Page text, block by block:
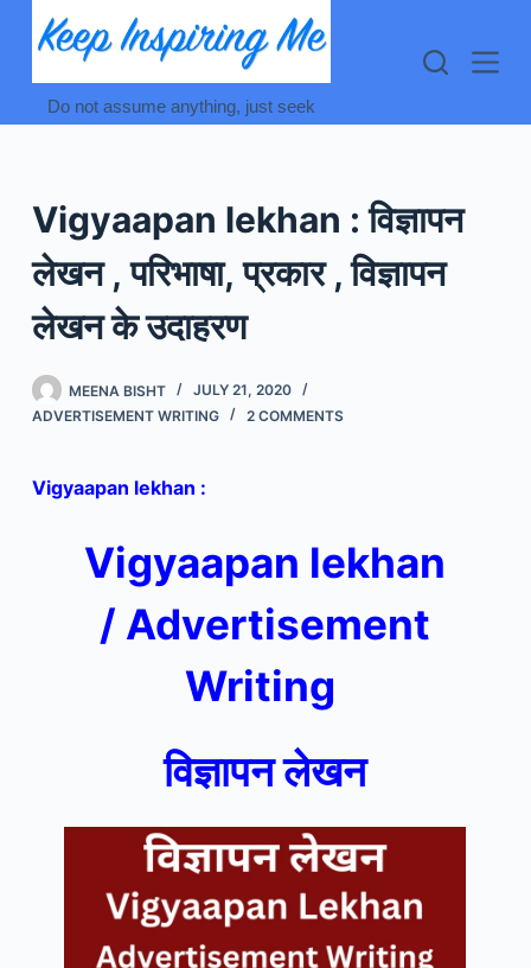
Do not assume anything, just seek
Vigyaapan lekhan : विज्ञापन
लेखन , परिभाषा, प्रकार , विज्ञापन
लेखन के उदाहरण
MEENA BISHT
JULY 21, 2020
ADVERTISEMENT WRITING
2 COMMENTS
Vigyaapan lekhan :
Vigyaapan lekhan
/ Advertisement
Writing
विज्ञापन लेखन